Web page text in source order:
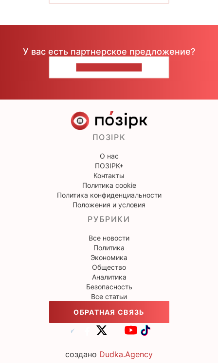
У вас есть партнерское предложение?
ПОЗІРК
О нас
ПОЗІРК+
Контакты
Политика cookie
Политика конфиденциальности
Положения и условия
РУБРИКИ
Все новости
Политика
Экономика
Общество
Аналитика
Безопасность
Все статьи
ОБРАТНАЯ СВЯЗЬ
создано Dudka.Agency